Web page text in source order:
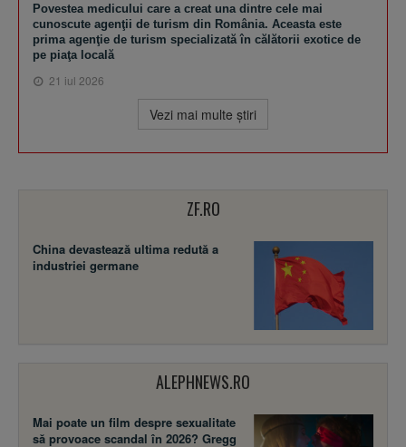
Povestea medicului care a creat una dintre cele mai
cunoscute agenţii de turism din România. Aceasta este
prima agenţie de turism specializată în călătorii exotice de
pe piaţa locală
21 iul 2026
Vezi mai multe ştiri
ZF.RO
China devastează ultima redută a
industriei germane
ALEPHNEWS.RO
Mai poate un film despre sexualitate
să provoace scandal în 2026? Gregg